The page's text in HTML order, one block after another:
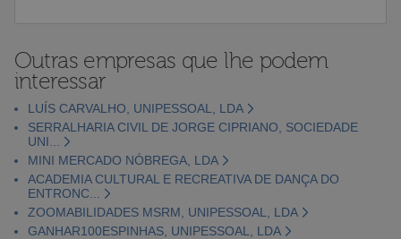
Outras empresas que lhe podem
interessar
LUÍS CARVALHO, UNIPESSOAL, LDA
SERRALHARIA CIVIL DE JORGE CIPRIANO, SOCIEDADE
UNI...
MINI MERCADO NÓBREGA, LDA
ACADEMIA CULTURAL E RECREATIVA DE DANÇA DO
ENTRONC...
ZOOMABILIDADES MSRM, UNIPESSOAL, LDA
GANHAR100ESPINHAS, UNIPESSOAL, LDA